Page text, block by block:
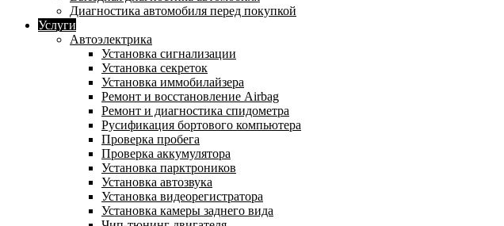
Диагностика автомобиля перед покупкой
Услуги
Автоэлектрика
Установка сигнализации
Установка секреток
Установка иммобилайзера
Ремонт и восстановление Airbag
Ремонт и диагностика спидометра
Русификация бортового компьютера
Проверка пробега
Проверка аккумулятора
Установка парктроников
Установка автозвука
Установка видеорегистратора
Установка камеры заднего вида